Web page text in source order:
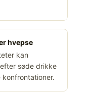
hvepse
kan
søde drikke